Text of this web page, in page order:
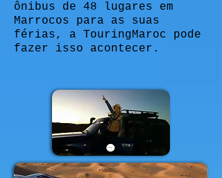
ônibus de 48 lugares em
Marrocos para as suas
férias, a TouringMaroc pode
fazer isso acontecer.